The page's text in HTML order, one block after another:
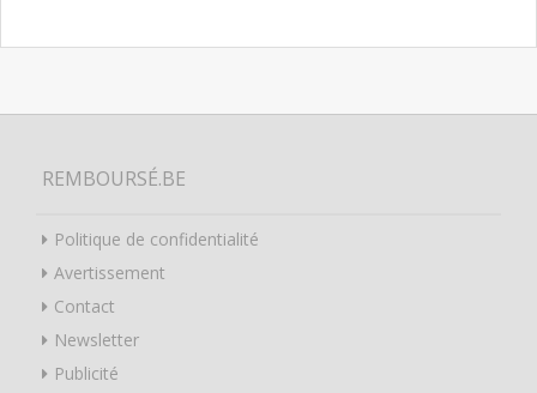
REMBOURSÉ.BE
Politique de confidentialité
Avertissement
Contact
Newsletter
Publicité